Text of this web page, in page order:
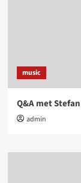
music
Q&A met
admin